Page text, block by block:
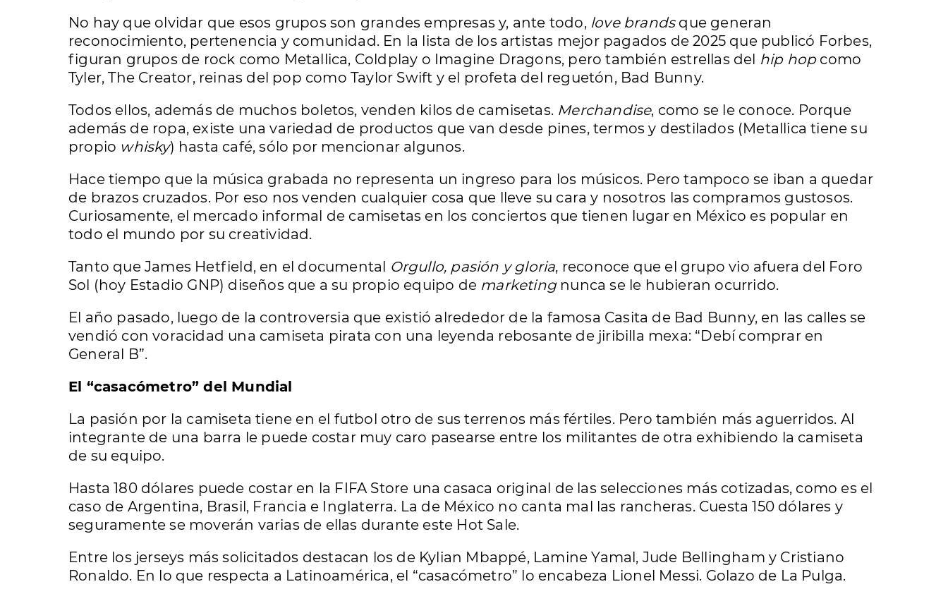
No hay que olvidar que esos grupos son grandes empresas y, ante todo, love brandsque generan
reconocimiento, pertenencia y comunidad. En la lista de los artistas mejor pagados de 2025 que publicó Forbes,
figuran grupos de rock como Metallica, Coldplay o Imagine Dragons, pero también estrellas del hip hopcomo
Tyler, The Creator, reinas del pop como Taylor Swift y el profeta del reguetón, Bad Bunny.
Todos ellos, además de muchos boletos, venden kilos de camisetas. Merchandise, como se le conoce. Porque
además de ropa, existe una variedad de productos que van desde pines, termos y destilados (Metallica tiene su
propio whisky) hasta café, sólo por mencionar algunos.
Hace tiempo que la música grabada no representa un ingreso para los músicos. Pero tampoco se iban a quedar
de brazos cruzados. Por eso nos venden cualquier cosa que lleve su cara y nosotros las compramos gustosos.
Curiosamente, el mercado informal de camisetas en los conciertos que tienen lugar en México es popular en
todo el mundo por su creatividad.
Tanto que James Hetfield, en el documental Orgullo, pasión y gloria, reconoce que el grupo vio afuera del Foro
Sol (hoy Estadio GNP) diseños que a su propio equipo de marketingnunca se le hubieran ocurrido.
El año pasado, luego de la controversia que existió alrededor de la famosa Casita de Bad Bunny, en las calles se
vendió con voracidad una camiseta pirata con una leyenda rebosante de jiribilla mexa: “Debí comprar en
General B”.
El “casacómetro” del Mundial
La pasión por la camiseta tiene en el futbol otro de sus terrenos más fértiles. Pero también más aguerridos. Al
integrante de una barra le puede costar muy caro pasearse entre los militantes de otra exhibiendo la camiseta
de su equipo.
Hasta 180 dólares puede costar en la FIFA Store una casaca original de las selecciones más cotizadas, como es el
caso de Argentina, Brasil, Francia e Inglaterra. La de México no canta mal las rancheras. Cuesta 150 dólares y
seguramente se moverán varias de ellas durante este Hot Sale.
Entre los jerseys más solicitados destacan los de Kylian Mbappé, Lamine Yamal, Jude Bellingham y Cristiano
Ronaldo. En lo que respecta a Latinoamérica, el “casacómetro” lo encabeza Lionel Messi. Golazo de La Pulga.